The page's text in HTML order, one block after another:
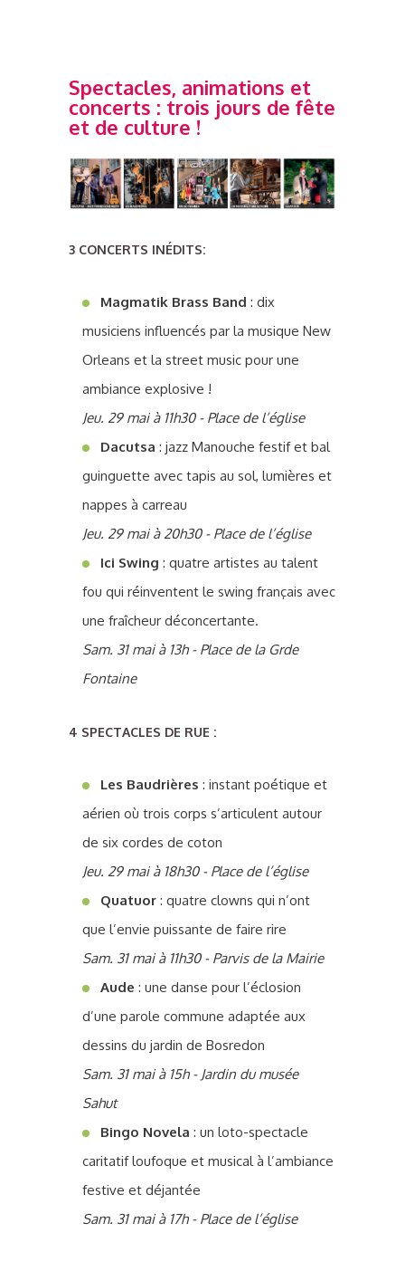
Spectacles, animations et
concerts : trois jours de fête
et de culture !
3 CONCERTS INÉDITS:
Magmatik Brass Band : dix
musiciens influencés par la musique New
Orleans et la street music pour une
ambiance explosive !
Jeu. 29 mai à 11h30 - Place de l’église
Dacutsa : jazz Manouche festif et bal
guinguette avec tapis au sol, lumières et
nappes à carreau
Jeu. 29 mai à 20h30 - Place de l’église
Ici Swing : quatre artistes au talent
fou qui réinventent le swing français avec
une fraîcheur déconcertante.
Sam. 31 mai à 13h - Place de la Grde
Fontaine
4 SPECTACLES DE RUE :
Les Baudrières : instant poétique et
aérien où trois corps s’articulent autour
de six cordes de coton
Jeu. 29 mai à 18h30 - Place de l’église
Quatuor : quatre clowns qui n’ont
que l’envie puissante de faire rire
Sam. 31 mai à 11h30 - Parvis de la Mairie
Aude : une danse pour l’éclosion
d’une parole commune adaptée aux
dessins du jardin de Bosredon
Sam. 31 mai à 15h - Jardin du musée
Sahut
Bingo Novela : un loto-spectacle
caritatif loufoque et musical à l’ambiance
festive et déjantée
Sam. 31 mai à 17h - Place de l’église